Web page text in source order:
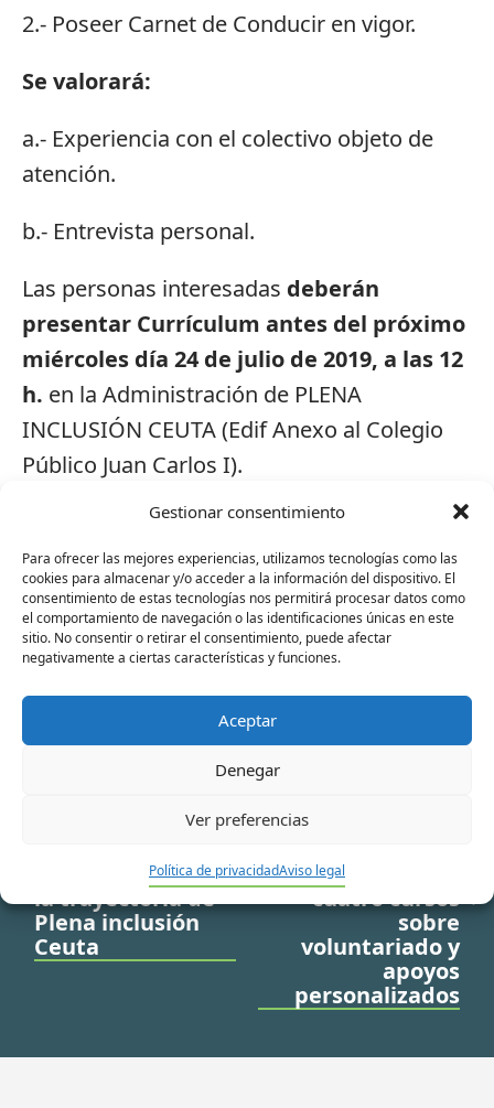
Gestionar consentimiento
Para ofrecer las mejores experiencias, utilizamos tecnologías como las
cookies para almacenar y/o acceder a la información del dispositivo. El
consentimiento de estas tecnologías nos permitirá procesar datos como
el comportamiento de navegación o las identificaciones únicas en este
sitio. No consentir o retirar el consentimiento, puede afectar
negativamente a ciertas características y funciones.
Aceptar
Denegar
Ver preferencias
Política de privacidadAviso legal
2.- Poseer Carnet de Conducir en vigor.
Se valorará:
a.- Experiencia con el colectivo objeto de
atención.
b.- Entrevista personal.
Las personas interesadas deberán
presentar Currículum antes del próximo
miércoles día 24 de julio de 2019, a las 12
h. en la Administración de PLENA
INCLUSIÓN CEUTA (Edif Anexo al Colegio
Público Juan Carlos I).
No hay contenido relacionado.
la FFCE reconocen
la trayectoria de
Plena inclusión
Ceuta
Plena inclusión
diplomas de
cuatro cursos
sobre
voluntariado y
apoyos
personalizados